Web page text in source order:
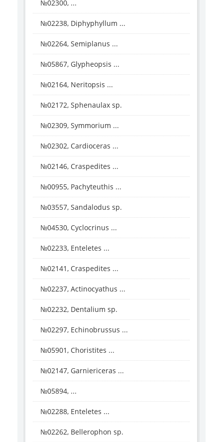
№02300, ...
№02238, Diphyphyllum ...
№02264, Semiplanus ...
№05867, Glypheopsis ...
№02164, Neritopsis ...
№02172, Sphenaulax sp.
№02309, Symmorium ...
№02302, Cardioceras ...
№02146, Craspedites ...
№00955, Pachyteuthis ...
№03557, Sandalodus sp.
№04530, Cyclocrinus ...
№02233, Enteletes ...
№02141, Craspedites ...
№02237, Actinocyathus ...
№02232, Dentalium sp.
№02297, Echinobrussus ...
№05901, Choristites ...
№02147, Garniericeras ...
№05894, ...
№02288, Enteletes ...
№02262, Bellerophon sp.